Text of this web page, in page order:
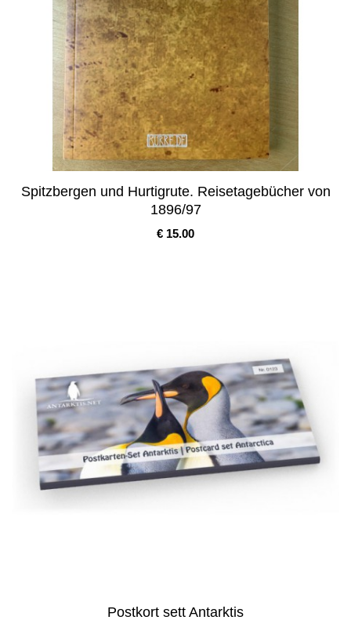
Spitzbergen und Hurtigrute. Reisetagebücher von
1896/97
Pris
€ 15.00
Postkort sett Antarktis